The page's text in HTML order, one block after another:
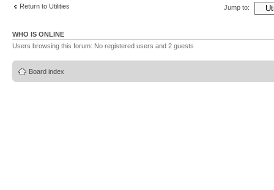
Return to Utilities Jump to:
WHO IS ONLINE
Users browsing this forum: No registered users and 2 guests
Board index